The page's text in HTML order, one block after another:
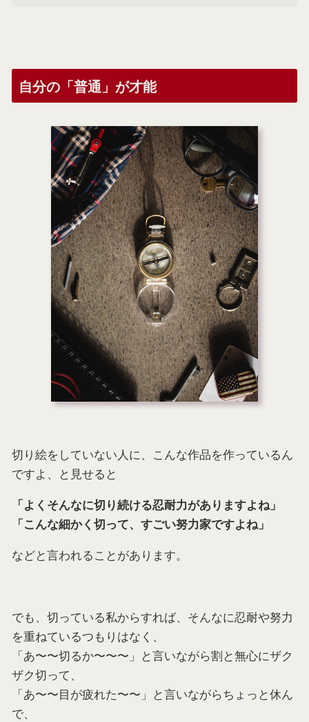
自分の「普通」が才能
切り絵をしていない人に、こんな作品を作っているん
ですよ、と見せると
「よくそんなに切り続ける忍耐力がありますよね」
「こんな細かく切って、すごい努力家ですよね」
などと言われることがあります。
でも、切っている私からすれば、そんなに忍耐や努力
を重ねているつもりはなく、
「あ〜〜切るか〜〜〜」と言いながら割と無心にザク
ザク切って、
「あ〜〜目が疲れた〜〜」と言いながらちょっと休ん
で、